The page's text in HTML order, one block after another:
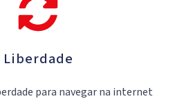
Liberdade
para navegar na internet